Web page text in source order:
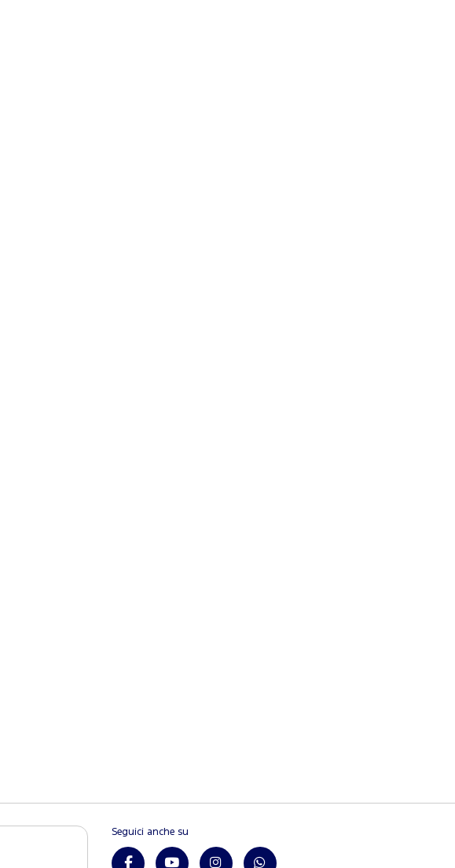
Seguici anche su